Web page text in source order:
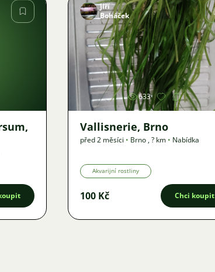
Obrázek
Jiří
Boháček
633
Vallisnerie, Brno
před 2 měsíci • Brno ,? km • Nabídka
Akvarijní rostliny
100 Kč Chci koupit